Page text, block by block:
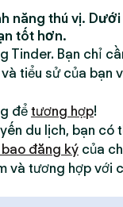
năng thú vị.
tốt hơn.
Tinder. Bạn chỉ
tiểu sử của bạn
đểtương hợp!
du lịch, bạn có
đăng ký của
và tương hợp với